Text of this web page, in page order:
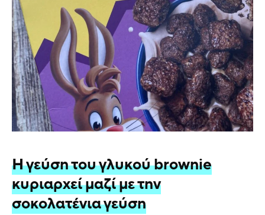
Η γεύση του γλυκού brownie
κυριαρχεί μαζί με την
σοκολατένια γεύση